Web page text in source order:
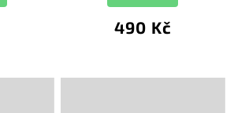
490 Kč